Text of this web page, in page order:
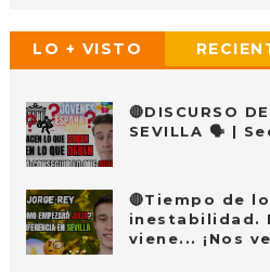
LO + VISTO
🔴DISCURSO
SEVILLA 🗣 |
🔴Tiempo de
inestabilidad.
viene... ¡Nos